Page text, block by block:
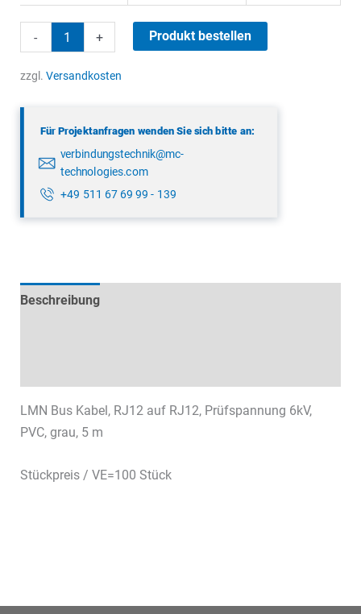
-
BUS
Kabel
+ Produkt bestellen
zzgl. Versandkosten
Für Projektanfragen wenden Sie sich bitte an:
verbindungstechnik@mc-
technologies.com
+49 511 67 69 99 - 139
Beschreibung
LMN Bus Kabel, RJ12 auf RJ12, Prüfspannung 6kV,
PVC, grau, 5 m
Stückpreis / VE=100 Stück